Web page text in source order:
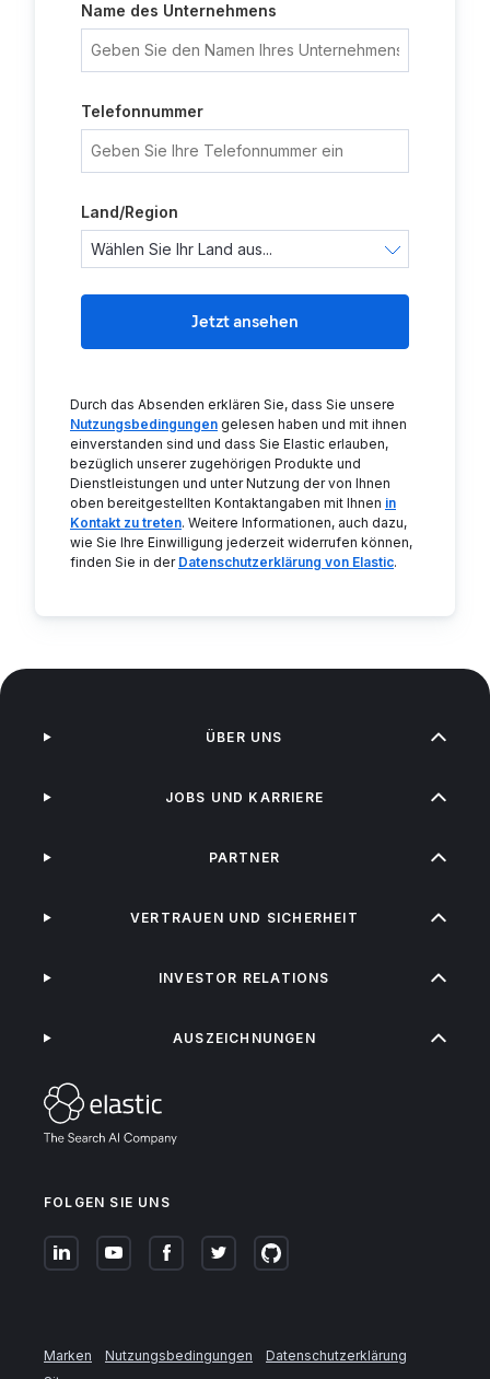
Name des Unternehmens
Telefonnummer
Land/Region
Jetzt ansehen
Durch das Absenden erklären Sie, dass Sie unsere
Nutzungsbedingungen gelesen haben und mit ihnen
einverstanden sind und dass Sie Elastic erlauben,
bezüglich unserer zugehörigen Produkte und
Dienstleistungen und unter Nutzung der von Ihnen
oben bereitgestellten Kontaktangaben mit Ihnen in
Kontakt zu treten. Weitere Informationen, auch dazu,
wie Sie Ihre Einwilligung jederzeit widerrufen können,
finden Sie in der Datenschutzerklärung von Elastic.
FOLGEN SIE UNS
ÜBER UNS
JOBS UND KARRIERE
PARTNER
VERTRAUEN UND SICHERHEIT
INVESTOR RELATIONS
AUSZEICHNUNGEN
Marken Nutzungsbedingungen
Datenschutzerklärung